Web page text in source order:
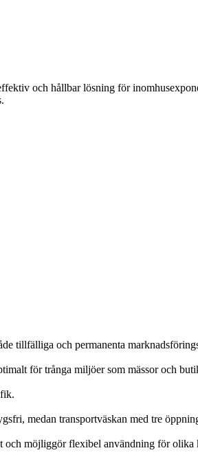
och hållbar lösning för
tillfälliga och permanenta
för trånga miljöer som mässor och
medan transportväskan med tre
och möjliggör flexibel användning för olika